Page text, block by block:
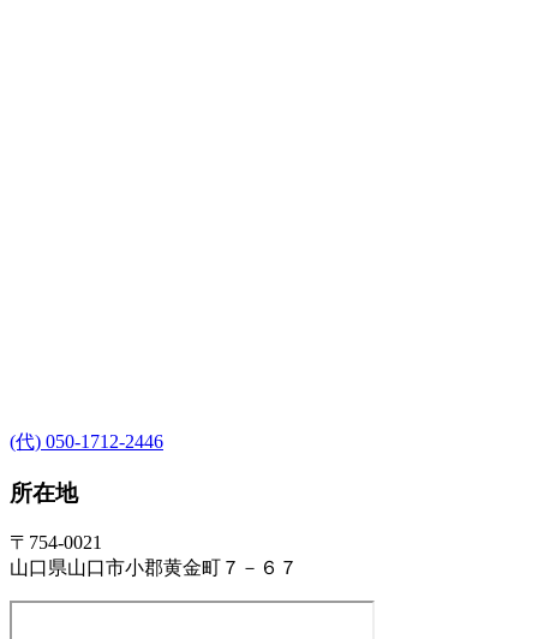
(代) 050-1712-2446
所在地
〒754-0021
山口県山口市小郡黄金町７－６７